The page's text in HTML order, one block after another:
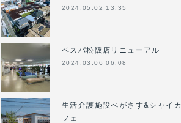
2024.05.02 13:35
ベスパ松阪店リニューアル
2024.03.06 06:08
生活介護施設ぺがさす&シャイカ
フェ